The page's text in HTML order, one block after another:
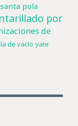
santa pola
por
de
de vacío yate